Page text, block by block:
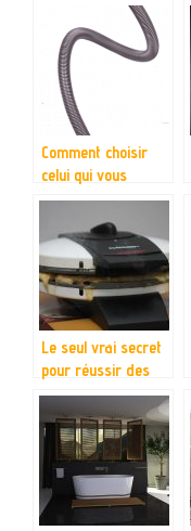
massage!
Comment choisir
celui qui vous
convient ?
Le seul vrai secret
pour réussir des
gaufres à tous les
coups, le gaufrier.